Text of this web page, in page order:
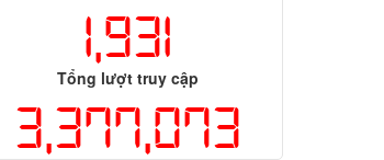
1,931
Tổng lượt truy cập
3,377,073